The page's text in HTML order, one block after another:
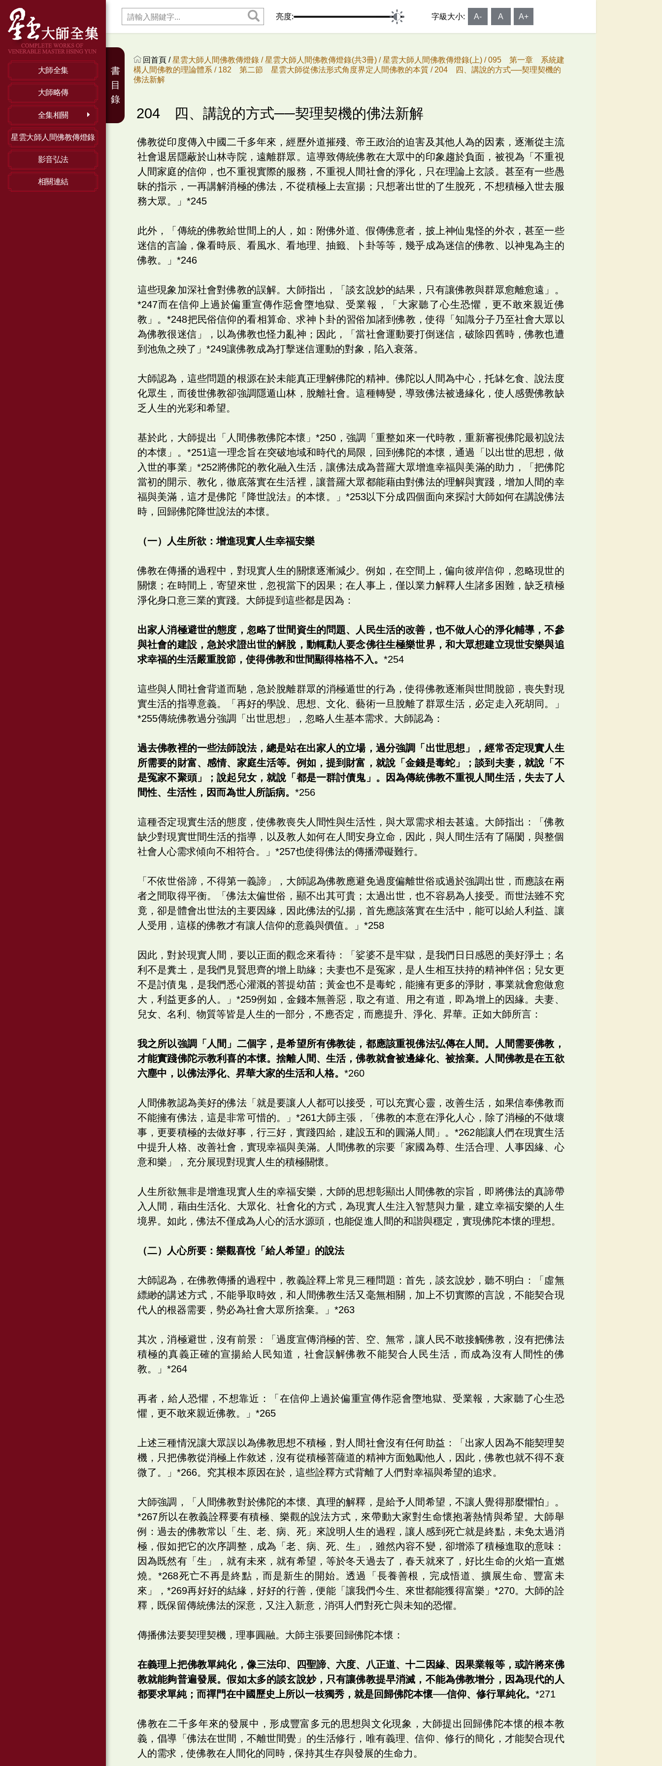
大師全集
大師略傳
全集相關
星雲大師人間佛教傳燈錄
影音弘法
相關連結
亮度: 字級大小: A- A A+
回首頁 /星雲大師人間佛教傳燈錄 /星雲大師人間佛教傳燈錄(共3冊) /星雲大師人間佛教傳燈錄(上) /095 第一章 系統建
構人間佛教的理論體系 / 182 第二節 星雲大師從佛法形式角度界定人間佛教的本質 / 204 四、講說的方式──契理契機的
佛法新解
204 四、講說的方式──契理契機的佛法新解
佛教從印度傳入中國二千多年來，經歷外道摧殘、帝王政治的迫害及其他人為的因素，逐漸從主流
社會退居隱蔽於山林寺院，遠離群眾。這導致傳統佛教在大眾中的印象趨於負面，被視為「不重視
人間家庭的信仰，也不重視實際的服務，不重視人間社會的淨化，只在理論上玄談。甚至有一些愚
昧的指示，一再講解消極的佛法，不從積極上去宣揚；只想著出世的了生脫死，不想積極入世去服
務大眾。」*245
此外，「傳統的佛教給世間上的人，如：附佛外道、假傳佛意者，披上神仙鬼怪的外衣，甚至一些
迷信的言論，像看時辰、看風水、看地理、抽籤、卜卦等等，幾乎成為迷信的佛教、以神鬼為主的
佛教。」*246
這些現象加深社會對佛教的誤解。大師指出，「談玄說妙的結果，只有讓佛教與群眾愈離愈遠」。
*247而在信仰上過於偏重宣傳作惡會墮地獄、受業報，「大家聽了心生恐懼，更不敢來親近佛
教」。*248把民俗信仰的看相算命、求神卜卦的習俗加諸到佛教，使得「知識分子乃至社會大眾以
為佛教很迷信」，以為佛教也怪力亂神；因此，「當社會運動要打倒迷信，破除四舊時，佛教也遭
到池魚之殃了」*249讓佛教成為打擊迷信運動的對象，陷入衰落。
大師認為，這些問題的根源在於未能真正理解佛陀的精神。佛陀以人間為中心，托缽乞食、說法度
化眾生，而後世佛教卻強調隱遁山林，脫離社會。這種轉變，導致佛法被邊緣化，使人感覺佛教缺
乏人生的光彩和希望。
基於此，大師提出「人間佛教佛陀本懷」*250，強調「重整如來一代時教，重新審視佛陀最初說法
的本懷」。*251這一理念旨在突破地域和時代的局限，回到佛陀的本懷，通過「以出世的思想，做
入世的事業」*252將佛陀的教化融入生活，讓佛法成為普羅大眾增進幸福與美滿的助力，「把佛陀
當初的開示、教化，徹底落實在生活裡，讓普羅大眾都能藉由對佛法的理解與實踐，增加人間的幸
福與美滿，這才是佛陀『降世說法』的本懷。」*253以下分成四個面向來探討大師如何在講說佛法
時，回歸佛陀降世說法的本懷。
（一）人生所欲：增進現實人生幸福安樂
佛教在傳播的過程中，對現實人生的關懷逐漸減少。例如，在空間上，偏向彼岸信仰，忽略現世的
關懷；在時間上，寄望來世，忽視當下的因果；在人事上，僅以業力解釋人生諸多困難，缺乏積極
淨化身口意三業的實踐。大師提到這些都是因為：
出家人消極避世的態度，忽略了世間資生的問題、人民生活的改善，也不做人心的淨化輔導，不參
與社會的建設，急於求證出世的解脫，動輒勸人要念佛往生極樂世界，和大眾想建立現世安樂與追
求幸福的生活嚴重脫節，使得佛教和世間顯得格格不入。 *254
這些與人間社會背道而馳，急於脫離群眾的消極遁世的行為，使得佛教逐漸與世間脫節，喪失對現
實生活的指導意義。「再好的學說、思想、文化、藝術一旦脫離了群眾生活，必定走入死胡同。」
*255傳統佛教過分強調「出世思想」，忽略人生基本需求。大師認為：
過去佛教裡的一些法師說法，總是站在出家人的立場，過分強調「出世思想」，經常否定現實人生
所需要的財富、感情、家庭生活等。例如，提到財富，就說「金錢是毒蛇」；談到夫妻，就說「不
是冤家不聚頭」；說起兒女，就說「都是一群討債鬼」。因為傳統佛教不重視人間生活，失去了人
間性、生活性，因而為世人所詬病。 *256
這種否定現實生活的態度，使佛教喪失人間性與生活性，與大眾需求相去甚遠。大師指出：「佛教
缺少對現實世間生活的指導，以及教人如何在人間安身立命，因此，與人間生活有了隔閡，與整個
社會人心需求傾向不相符合。」*257也使得佛法的傳播滯礙難行。
「不依世俗諦，不得第一義諦」，大師認為佛教應避免過度偏離世俗或過於強調出世，而應該在兩
者之間取得平衡。「佛法太偏世俗，顯不出其可貴；太過出世，也不容易為人接受。而世法雖不究
竟，卻是體會出世法的主要因緣，因此佛法的弘揚，首先應該落實在生活中，能可以給人利益、讓
人受用，這樣的佛教才有讓人信仰的意義與價值。」*258
因此，對於現實人間，要以正面的觀念來看待：「娑婆不是牢獄，是我們日日感恩的美好淨土；名
利不是糞土，是我們見賢思齊的增上助緣；夫妻也不是冤家，是人生相互扶持的精神伴侶；兒女更
不是討債鬼，是我們悉心灌溉的菩提幼苗；黃金也不是毒蛇，能擁有更多的淨財，事業就會愈做愈
大，利益更多的人。」*259例如，金錢本無善惡，取之有道、用之有道，即為增上的因緣。夫妻、
兒女、名利、物質等皆是人生的一部分，不應否定，而應提升、淨化、昇華。正如大師所言：
我之所以強調「人間」二個字，是希望所有佛教徒，都應該重視佛法弘傳在人間。人間需要佛教，
才能實踐佛陀示教利喜的本懷。捨離人間、生活，佛教就會被邊緣化、被捨棄。人間佛教是在五欲
六塵中，以佛法淨化、昇華大家的生活和人格。 *260
人間佛教認為美好的佛法「就是要讓人人都可以接受，可以充實心靈，改善生活，如果信奉佛教而
不能擁有佛法，這是非常可惜的。」*261大師主張，「佛教的本意在淨化人心，除了消極的不做壞
事，更要積極的去做好事，行三好，實踐四給，建設五和的圓滿人間」。*262能讓人們在現實生活
中提升人格、改善社會，實現幸福與美滿。人間佛教的宗要「家國為尊、生活合理、人事因緣、心
意和樂」，充分展現對現實人生的積極關懷。
人生所欲無非是增進現實人生的幸福安樂，大師的思想彰顯出人間佛教的宗旨，即將佛法的真諦帶
入人間，藉由生活化、大眾化、社會化的方式，為現實人生注入智慧與力量，建立幸福安樂的人生
境界。如此，佛法不僅成為人心的活水源頭，也能促進人間的和諧與穩定，實現佛陀本懷的理想。
（二）人心所要：樂觀喜悅「給人希望」的說法
大師認為，在佛教傳播的過程中，教義詮釋上常見三種問題：首先，談玄說妙，聽不明白：「虛無
縹緲的講述方式，不能爭取時效，和人間佛教生活又毫無相關，加上不切實際的言說，不能契合現
代人的根器需要，勢必為社會大眾所捨棄。」*263
其次，消極避世，沒有前景：「過度宣傳消極的苦、空、無常，讓人民不敢接觸佛教，沒有把佛法
積極的真義正確的宣揚給人民知道，社會誤解佛教不能契合人民生活，而成為沒有人間性的佛
教。」*264
再者，給人恐懼，不想靠近：「在信仰上過於偏重宣傳作惡會墮地獄、受業報，大家聽了心生恐
懼，更不敢來親近佛教。」*265
上述三種情況讓大眾誤以為佛教思想不積極，對人間社會沒有任何助益：「出家人因為不能契理契
機，只把佛教從消極上作敘述，沒有從積極菩薩道的精神方面勉勵他人，因此，佛教也就不得不衰
微了。」*266。究其根本原因在於，這些詮釋方式背離了人們對幸福與希望的追求。
大師強調，「人間佛教對於佛陀的本懷、真理的解釋，是給予人間希望，不讓人覺得那麼懼怕」。
*267所以在教義詮釋要有積極、樂觀的說法方式，來帶動大家對生命懷抱著熱情與希望。大師舉
例：過去的佛教常以「生、老、病、死」來說明人生的過程，讓人感到死亡就是終點，未免太過消
極，假如把它的次序調整，成為「老、病、死、生」，雖然內容不變，卻增添了積極進取的意味：
因為既然有「生」，就有未來，就有希望，等於冬天過去了，春天就來了，好比生命的火焰一直燃
燒。*268死亡不再是終點，而是新生的開始。透過「長養善根，完成悟道、擴展生命、豐富未
來」，*269再好好的結緣，好好的行善，便能「讓我們今生、來世都能獲得富樂」*270。大師的詮
釋，既保留傳統佛法的深意，又注入新意，消弭人們對死亡與未知的恐懼。
傳播佛法要契理契機，理事圓融。大師主張要回歸佛陀本懷：
在義理上把佛教單純化，像三法印、四聖諦、六度、八正道、十二因緣、因果業報等，或許將來佛
教就能夠普遍發展。假如太多的談玄說妙，只有讓佛教提早消滅，不能為佛教增分，因為現代的人
都要求單純；而禪門在中國歷史上所以一枝獨秀，就是回歸佛陀本懷──信仰、修行單純化。 *271
佛教在二千多年來的發展中，形成豐富多元的思想與文化現象，大師提出回歸佛陀本懷的根本教
義，倡導「佛法在世間，不離世間覺」的生活修行，唯有義理、信仰、修行的簡化，才能契合現代
人的需求，使佛教在人間化的同時，保持其生存與發展的生命力。
書
目
錄